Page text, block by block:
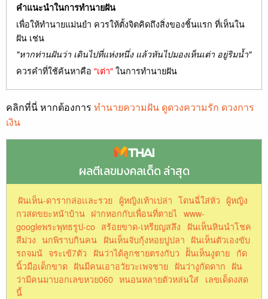
คำแนะนำในการทำนายฝัน
เพื่อให้ทำนายแม่นยำ ควรให้ตั้งจิตคิดถึงสิ่งของชิ้นแรก ที่เห็นใน
ฝัน เช่น
"หากท่านฝันว่า เดินไปที่แห่งหนึ่ง แล้วหันไปมองเห็นเต่า อยู่ริมน้ำ"
ควรคำที่ใช้ค้นหาคือ "เต่า"ในการทำนายฝัน
คลิกที่นี่ หากต้องการ ทำนายความฝัน ดูดวงความรัก ดวงการ
เงิน
ผลตีเลขมงคลเด็ด ล่าสุด
ฝันเห็น-ดารากล่อเเละรวย ผู้หญิงเท้าเปล่า โดนฉี่ใส่หัว ผู้หญิง
กวสดขยะหน้าบ้าน ฝากหอกกับเพื่อนที่ตายไ www-
googleพระพุทธรูป-co สร้อยขาด-เหรียญสลึง
ฝันเห็นหินนำโชค
สีม่วง นกพิราบกินคน ฝันเห็นจับกุ้งหอยปูปลา ฝันเห็นตัวเองขับ
รถจมน้ จระเข้7ตัว ฝันว่าได้ลูกชายตรงกับว ฝัันเห็นงูตาย กัด
นิ้วมือเด็กขาด ฝันมีคนเอาอวัยวะเพจชาย ฝันว่างูกัดดาก ฝัน
ว่ามีคนมาบอกเลขหวย060 หนอนหลายตัวหล่นใส่ เลขเด็ดงสด
นี้